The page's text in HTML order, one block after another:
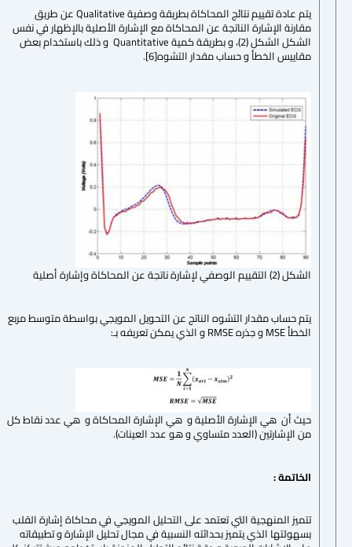
يتم عادة تقييم نتائج المحاكاة بطريقة وصفية Qualitative عن طريق
مقارنة الإشارة الناتجة عن المحاكاة مع الإشارة الأصلية بالإظهار في نفس
الشكل الشكل (2)، و بطريقة كمية Quantitative و ذلك باستخدام بعض
مقاييس الخطأ و حساب مقدار التشوه[6].
الشكل (2) التقييم الوصفي لإشارة ناتجة عن المحاكاة وإشارة أصلية
يتم حساب مقدار التشوه الناتج عن التحويل المويجي بواسطة متوسط مربع
الخطأ MSE و جذره RMSE و الذي يمكن تعريفه بـ:
حيث أن هي الإشارة الأصلية و هي الإشارة المحاكاة و هي عدد نقاط كل
من الإشارتين (العدد متساوي و هو عدد العينات).
الخاتمة :
تتميز المنهجية التي تعتمد على التحليل المويجي في محاكاة إشارة القلب
بسهولتها الذي يتميز بحداثته النسبية في مجال تحليل الإشارة و تطبيقاته